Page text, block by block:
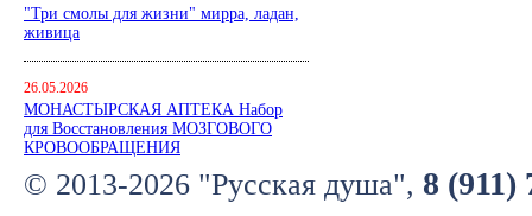
"Три смолы для жизни" мирра, ладан,
живица
26.05.2026
МОНАСТЫРСКАЯ АПТЕКА Набор
для Восстановления МОЗГОВОГО
КРОВООБРАЩЕНИЯ
© 2013-2026 "Русская душа", 8 (911)